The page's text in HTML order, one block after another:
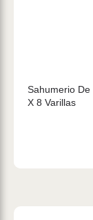
Sahumerio
X 8 Varillas